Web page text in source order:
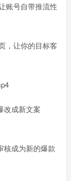
账号自带推流性
，让你的目标客
改成新文案
核成为新的爆款